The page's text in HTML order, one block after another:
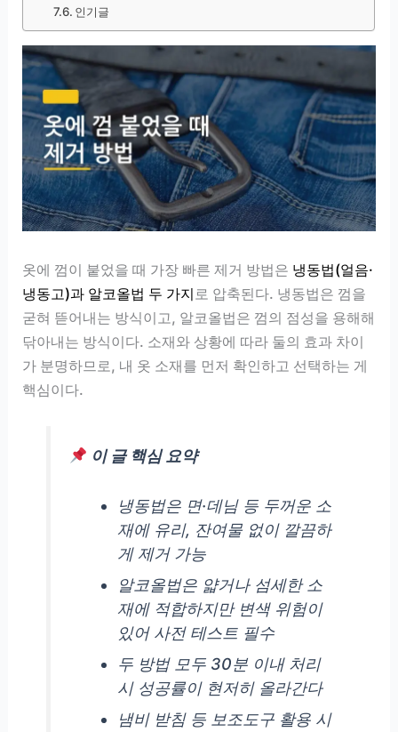
인기글
옷에 껌이 붙었을 때 가장 빠른 제거 방법은 냉동법(얼음·
냉동고)과 알코올법 두 가지 로 압축된다. 냉동법은 껌을
굳혀 뜯어내는 방식이고, 알코올법은 껌의 점성을 용해해
닦아내는 방식이다. 소재와 상황에 따라 둘의 효과 차이
가 분명하므로, 내 옷 소재를 먼저 확인하고 선택하는 게
핵심이다.
이 글 핵심 요약
냉동법은 면·데님 등 두꺼운 소
재에 유리, 잔여물 없이 깔끔하
게 제거 가능
알코올법은 얇거나 섬세한 소
재에 적합하지만 변색 위험이
있어 사전 테스트 필수
두 방법 모두 30분 이내 처리
시 성공률이 현저히 올라간다
냄비 받침 등 보조도구 활용 시